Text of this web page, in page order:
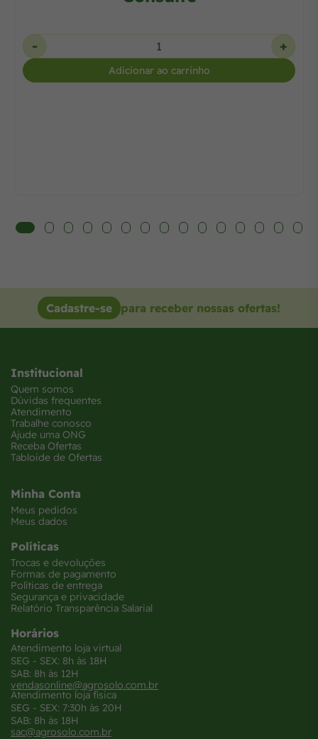
- +
Adicionar ao carrinho
Cadastre-se para receber nossas ofertas!
Institucional
Quem somos
Dúvidas frequentes
Atendimento
Trabalhe conosco
Ajude uma ONG
Receba Ofertas
Tabloide de Ofertas
Minha Conta
Meus pedidos
Meus dados
Políticas
Trocas e devoluções
Formas de pagamento
Políticas de entrega
Segurança e privacidade
Relatório Transparência Salarial
Horários
Atendimento loja virtual
SEG - SEX: 8h às 18H
SAB: 8h às 12H
vendasonline@agrosolo.com.br
Atendimento loja física
SEG - SEX: 7:30h às 20H
SAB: 8h às 18H
sac@agrosolo.com.br